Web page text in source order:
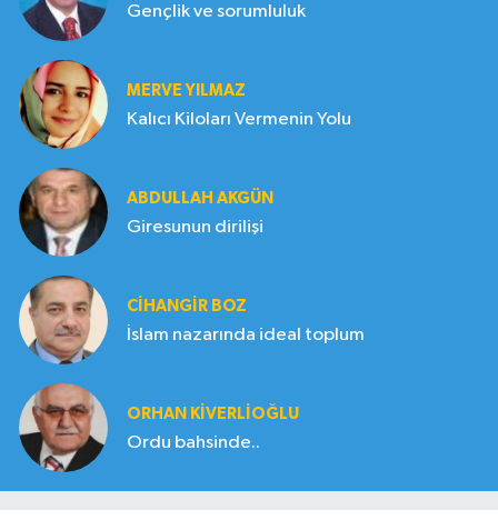
Gençlik ve sorumluluk
MERVE YILMAZ
Kalıcı Kiloları Vermenin Yolu
ABDULLAH AKGÜN
Giresunun dirilişi
CIHANGIR BOZ
İslam nazarında ideal toplum
ORHAN KIVERLIOĞLU
Ordu bahsinde..